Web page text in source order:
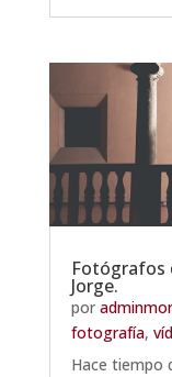
Fotógrafos
Jorge.
por
fotografía,
Hace tiempo